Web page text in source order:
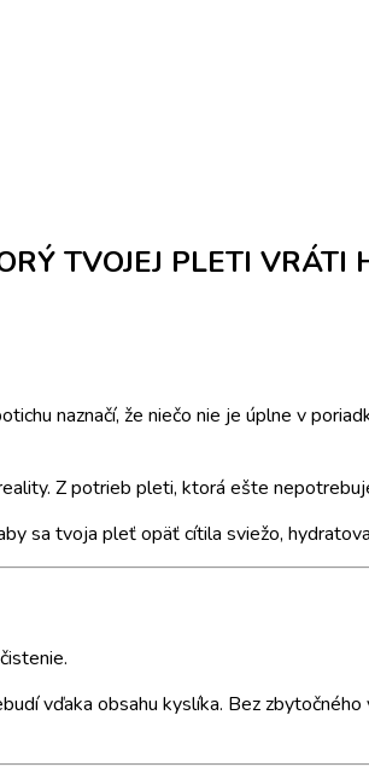
TVOJEJ PLETI VRÁTI
naznačí, že niečo nie je úplne v
Z potrieb pleti, ktorá ešte
sa tvoja pleť opäť cítila sviežo,
vďaka obsahu kyslíka. Bez